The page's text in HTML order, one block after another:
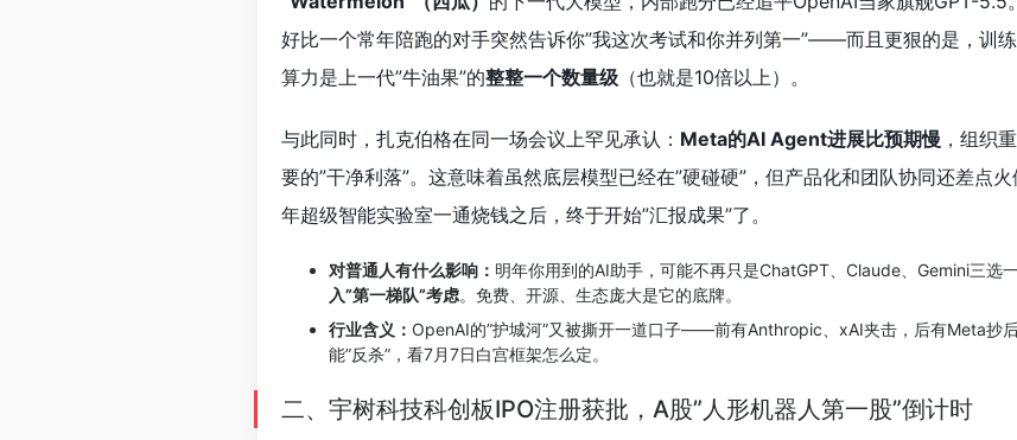
好比一个常年陪跑的对手突然告诉你”我这次考试和你并列第一”——而且更狠的是，训练
算力是上一代”牛油果”的整整一个数量级 （也就是10倍以上）。
与此同时，扎克伯格在同一场会议上罕见承认： Meta的AI Agent进展比预期慢 ，组织
要的”干净利落”。这意味着虽然底层模型已经在”硬碰硬”，但产品化和团队协同还差点
年超级智能实验室一通烧钱之后，终于开始”汇报成果”了。
对普通人有什么影响： 明年你用到的AI助手，可能不再只是ChatGPT、Claude、Gemini三选一
入”第一梯队”考虑。免费、开源、生态庞大是它的底牌。
行业含义： OpenAI的”护城河”又被撕开一道口子——前有Anthropic、xAI夹击，后有Meta抄
能”反杀”，看7月7日白宫框架怎么定。
二、宇树科技科创板IPO注册获批，A股”人形机器人第一股”倒计时